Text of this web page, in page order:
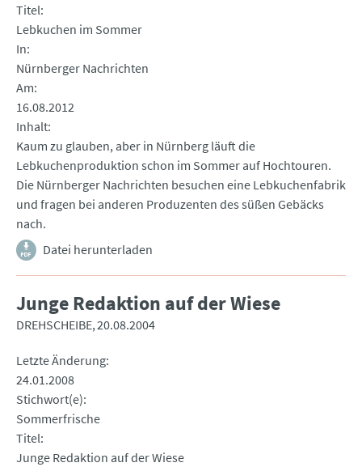
Titel
Lebkuchen im Sommer
In
Nürnberger Nachrichten
Am
16.08.2012
Inhalt
Kaum zu glauben, aber in Nürnberg läuft die
Lebkuchenproduktion schon im Sommer auf Hochtouren.
Die Nürnberger Nachrichten besuchen eine Lebkuchenfabrik
und fragen bei anderen Produzenten des süßen Gebäcks
nach.
Datei herunterladen
Junge Redaktion auf der Wiese
DREHSCHEIBE 20.08.2004
Letzte Änderung
24.01.2008
Stichwort(e)
Sommerfrische
Titel
Junge Redaktion auf der Wiese